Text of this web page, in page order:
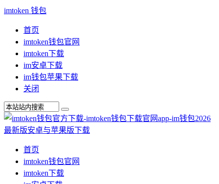
imtoken 钱包
首页
imtoken钱包官网
imtoken下载
im安卓下载
im钱包苹果下载
关闭
首页
imtoken钱包官网
imtoken下载